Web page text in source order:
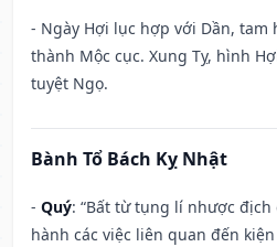
- Ngày Hợi lục hợp với Dần, tam
thành Mộc cục. Xung Tỵ, hình
tuyệt Ngọ.
Bành Tổ Bách Kỵ Nhật
- Quý: “Bất từ tụng lí nhược
hành các việc liên quan đến